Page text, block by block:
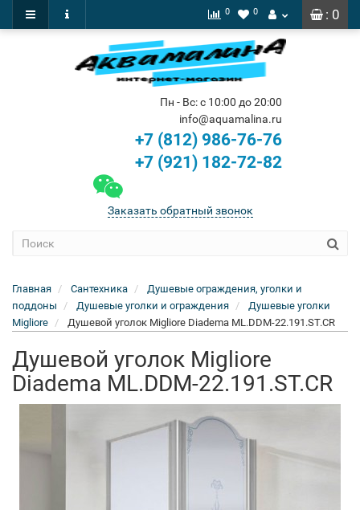
: 0
0 0
Пн - Вс: с 10:00 до 20:00
info@aquamalina.ru
+7 (812) 986-76-76
+7 (921) 182-72-82
Заказать обратный звонок
Главная Сантехника
Душевые ограждения, уголки и
поддоны
Душевые уголки и ограждения
Душевые уголки
Migliore
Душевой уголок Migliore Diadema ML.DDM-22.191.ST.CR
Душевой уголок Migliore
Diadema ML.DDM-22.191.ST.CR